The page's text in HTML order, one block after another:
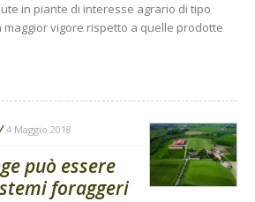
in piante di interesse agrario di tipo
vigore rispetto a quelle prodotte
4 Maggio 2018
può essere
foraggeri